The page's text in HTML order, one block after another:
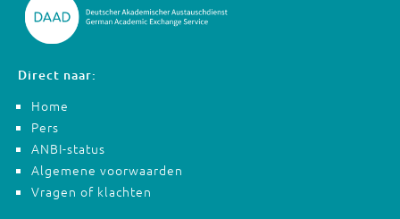
Direct naar:
Home
Pers
ANBI-status
Algemene voorwaarden
Vragen of klachten